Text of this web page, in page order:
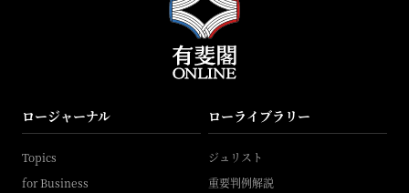
ロージャーナル
Topics
for Business
ローライブラリー
ジュリスト
重要判例解説